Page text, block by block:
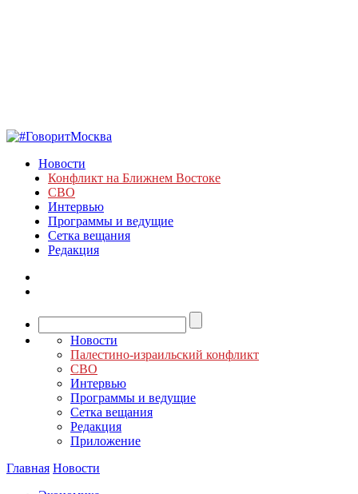
Новости
Конфликт на Ближнем Востоке
СВО
Интервью
Программы и ведущие
Сетка вещания
Редакция
Новости
Палестино-израильский конфликт
СВО
Интервью
Программы и ведущие
Сетка вещания
Редакция
Приложение
Главная Новости